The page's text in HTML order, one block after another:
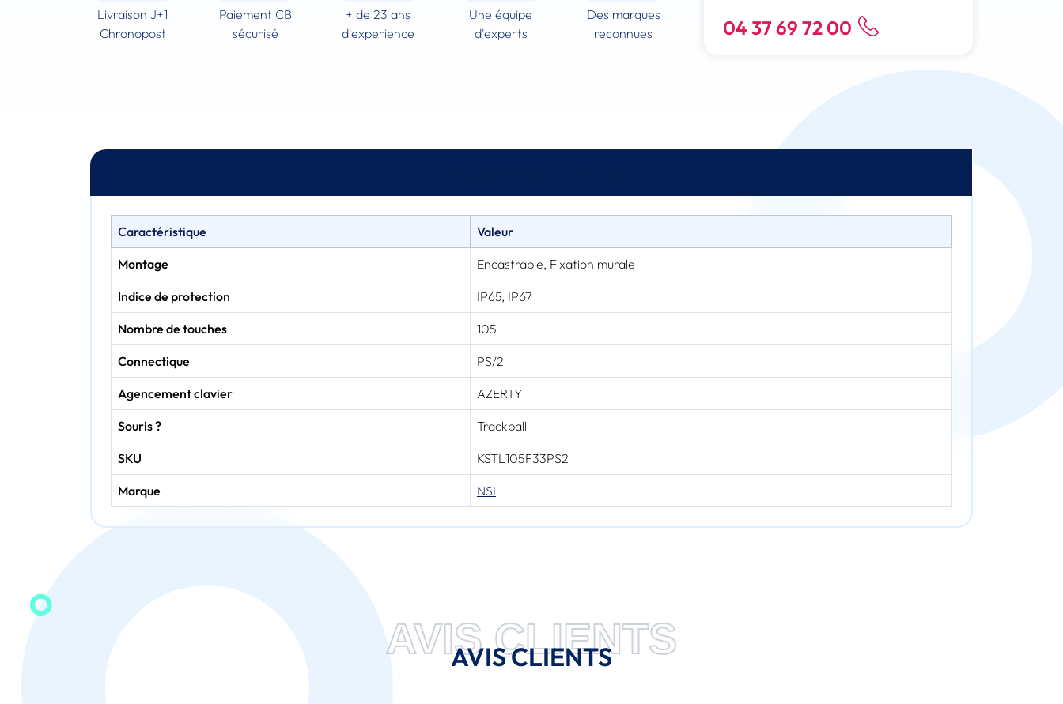
Livraison J+1
Chronopost
Paiement CB
sécurisé
+ de 23 ans
d'experience
Une équipe
d'experts
Des marques
reconnues
04 37 69 72 00
Caractéristique Valeur
Montage Encastrable, Fixation murale
Indice de protection IP65, IP67
Nombre de touches 105
Connectique PS/2
Agencement clavier AZERTY
Souris ? Trackball
SKU KSTL105F33PS2
Marque NSI
AVIS CLIENTS
AVIS CLIENTS